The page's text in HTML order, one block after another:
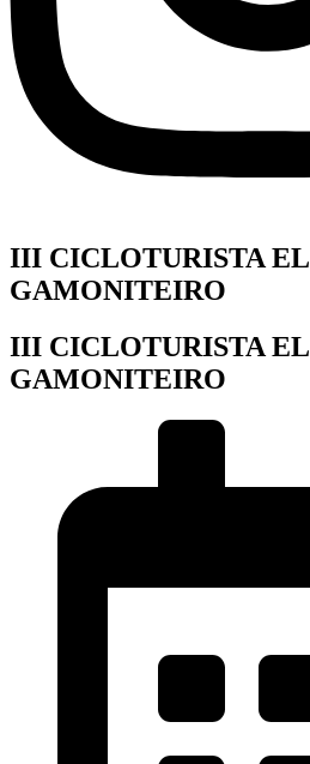
III CICLOTURISTA EL
GAMONITEIRO
III CICLOTURISTA EL
GAMONITEIRO